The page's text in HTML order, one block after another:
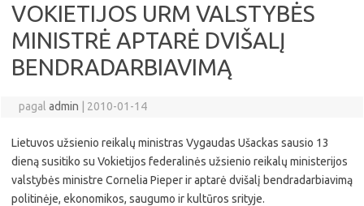
VOKIETIJOS URM VALSTYBĖS
MINISTRĖ APTARĖ DVIŠALĮ
BENDRADARBIAVIMĄ
pagal admin 2010-01-14
Lietuvos užsienio reikalų ministras Vygaudas Ušackas sausio 13
dieną susitiko su Vokietijos federalinės užsienio reikalų ministerijos
valstybės ministre Cornelia Pieper ir aptarė dvišalį bendradarbiavimą
politinėje, ekonomikos, saugumo ir kultūros srityje.